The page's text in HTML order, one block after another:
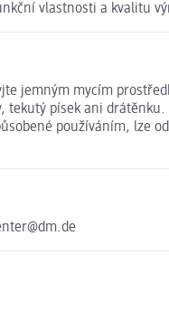
vlastnosti a kvalitu
jemným mycím
písek ani
používáním, lze